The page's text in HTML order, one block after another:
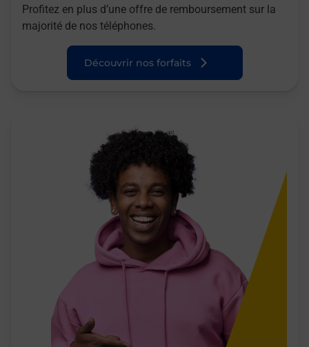
Profitez en plus d’une offre de remboursement sur la
majorité de nos téléphones.
Découvrir nos forfaits